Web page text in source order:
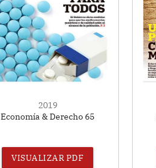
2019
Economía & Derecho 65
VISUALIZAR PDF